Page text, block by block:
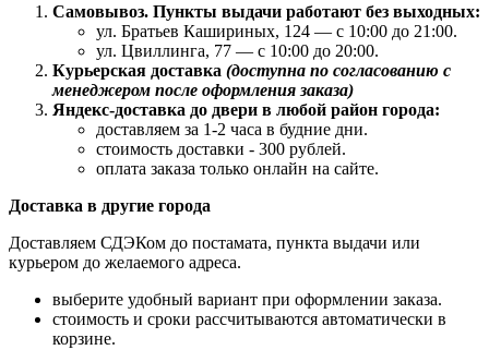
Самовывоз. Пункты выдачи работают без выходных:
ул. Братьев Кашириных, 124 — с 10:00 до 21:00.
ул. Цвиллинга, 77 — с 10:00 до 20:00.
Курьерская доставка (доступна по согласованию с
менеджером после оформления заказа)
Яндекс-доставка до двери в любой район города:
доставляем за 1-2 часа в будние дни.
стоимость доставки - 300 рублей.
оплата заказа только онлайн на сайте.
Доставка в другие города
Доставляем СДЭКом до постамата, пункта выдачи или
курьером до желаемого адреса.
выберите удобный вариант при оформлении заказа.
стоимость и сроки рассчитываются автоматически в
корзине.